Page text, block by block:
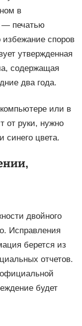
в
— печатью
споров
утвержденная
содержащая
два года.
или в
от руки, нужно
синего цвета.
двойного
Исправления
берется из
отчетов.
будет